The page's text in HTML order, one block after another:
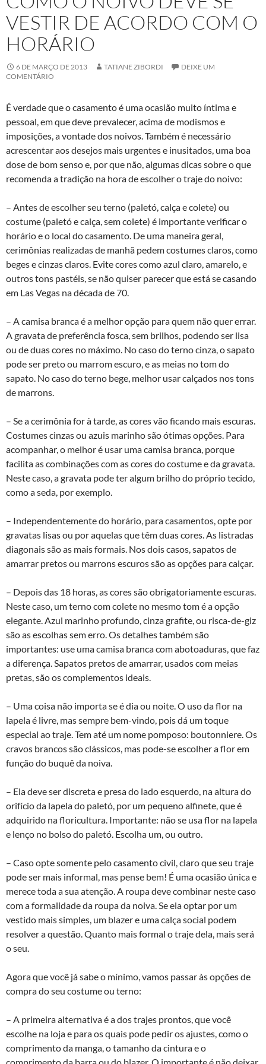
VESTIR DE ACORDO COM O
HORÁRIO
6 DE MARÇO DE 2013 TATIANE ZIBORDI
DEIXE UM
COMENTÁRIO
É verdade que o casamento é uma ocasião muito íntima e
pessoal, em que deve prevalecer, acima de modismos e
imposições, a vontade dos noivos. Também é necessário
acrescentar aos desejos mais urgentes e inusitados, uma boa
dose de bom senso e, por que não, algumas dicas sobre o que
recomenda a tradição na hora de escolher o traje do noivo:
– Antes de escolher seu terno (paletó, calça e colete) ou
costume (paletó e calça, sem colete) é importante verificar o
horário e o local do casamento. De uma maneira geral,
cerimônias realizadas de manhã pedem costumes claros, como
beges e cinzas claros. Evite cores como azul claro, amarelo, e
outros tons pastéis, se não quiser parecer que está se casando
em Las Vegas na década de 70.
– A camisa branca é a melhor opção para quem não quer errar.
A gravata de preferência fosca, sem brilhos, podendo ser lisa
ou de duas cores no máximo. No caso do terno cinza, o sapato
pode ser preto ou marrom escuro, e as meias no tom do
sapato. No caso do terno bege, melhor usar calçados nos tons
de marrons.
– Se a cerimônia for à tarde, as cores vão ficando mais escuras.
Costumes cinzas ou azuis marinho são ótimas opções. Para
acompanhar, o melhor é usar uma camisa branca, porque
facilita as combinações com as cores do costume e da gravata.
Neste caso, a gravata pode ter algum brilho do próprio tecido,
como a seda, por exemplo.
– Independentemente do horário, para casamentos, opte por
gravatas lisas ou por aquelas que têm duas cores. As listradas
diagonais são as mais formais. Nos dois casos, sapatos de
amarrar pretos ou marrons escuros são as opções para calçar.
– Depois das 18 horas, as cores são obrigatoriamente escuras.
Neste caso, um terno com colete no mesmo tom é a opção
elegante. Azul marinho profundo, cinza grafite, ou risca-de-giz
são as escolhas sem erro. Os detalhes também são
importantes: use uma camisa branca com abotoaduras, que faz
a diferença. Sapatos pretos de amarrar, usados com meias
pretas, são os complementos ideais.
– Uma coisa não importa se é dia ou noite. O uso da flor na
lapela é livre, mas sempre bem-vindo, pois dá um toque
especial ao traje. Tem até um nome pomposo: boutonniere. Os
cravos brancos são clássicos, mas pode-se escolher a flor em
função do buquê da noiva.
– Ela deve ser discreta e presa do lado esquerdo, na altura do
orifício da lapela do paletó, por um pequeno alfinete, que é
adquirido na floricultura. Importante: não se usa flor na lapela
e lenço no bolso do paletó. Escolha um, ou outro.
– Caso opte somente pelo casamento civil, claro que seu traje
pode ser mais informal, mas pense bem! É uma ocasião única e
merece toda a sua atenção. A roupa deve combinar neste caso
com a formalidade da roupa da noiva. Se ela optar por um
vestido mais simples, um blazer e uma calça social podem
resolver a questão. Quanto mais formal o traje dela, mais será
o seu.
Agora que você já sabe o mínimo, vamos passar às opções de
compra do seu costume ou terno:
– A primeira alternativa é a dos trajes prontos, que você
escolhe na loja e para os quais pode pedir os ajustes, como o
comprimento da manga, o tamanho da cintura e o